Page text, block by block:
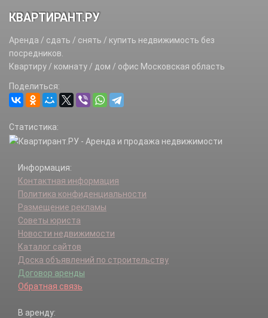
КВАРТИРАНТ.РУ
Аренда / сдать / снять / купить недвижимость без
посредников.
Квартиру / комнату / дом / офис Московская область
Поделиться:
Статистика:
Информация:
Контактная информация
Политика конфиденциальности
Размещение рекламы
Советы юриста
Новости недвижимости
Каталог сайтов
Доска объявлений по строительству
Договор аренды
Обратная связь
В аренду: